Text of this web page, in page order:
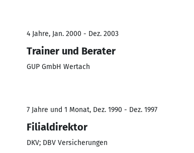
4 Jahre, Jan. 2000 - Dez. 2003
Trainer und Berater
GUP GmbH Wertach
7 Jahre und 1 Monat, Dez. 1990 - Dez. 1997
Filialdirektor
DKV; DBV Versicherungen